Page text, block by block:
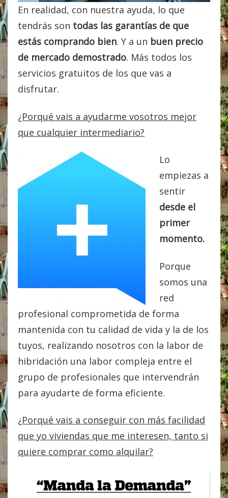
En realidad, con nuestra ayuda, lo que
tendrás son todas las garantías de que
estás comprando bien. Y a un buen precio
de mercado demostrado. Más todos los
servicios gratuitos de los que vas a
disfrutar.
¿Porqué vais a ayudarme vosotros mejor
que cualquier intermediario?
Lo
empiezas a
sentir
desde el
primer
momento.
Porque
somos una
red
profesional comprometida de forma
mantenida con tu calidad de vida y la de los
tuyos, realizando nosotros con la labor de
hibridación una labor compleja entre el
grupo de profesionales que intervendrán
para ayudarte de forma eficiente.
¿Porqué vais a conseguir con más facilidad
que yo viviendas que me interesen, tanto si
quiere comprar como alquilar?